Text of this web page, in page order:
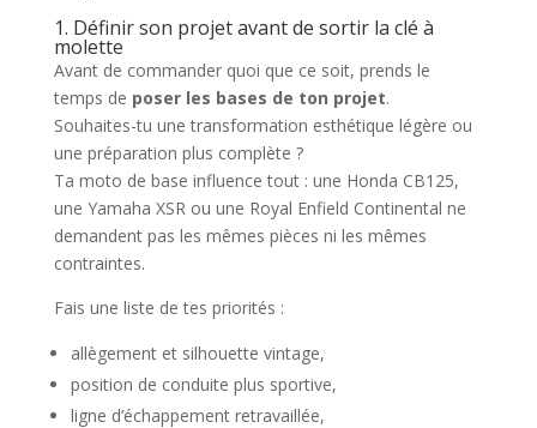
1. Définir son projet avant de sortir la clé à
molette
Avant de commander quoi que ce soit, prends le
temps de poser les bases de ton projet.
Souhaites-tu une transformation esthétique légère ou
une préparation plus complète ?
Ta moto de base influence tout : une Honda CB125,
une Yamaha XSR ou une Royal Enfield Continental ne
demandent pas les mêmes pièces ni les mêmes
contraintes.
Fais une liste de tes priorités :
allègement et silhouette vintage,
position de conduite plus sportive,
ligne d’échappement retravaillée,